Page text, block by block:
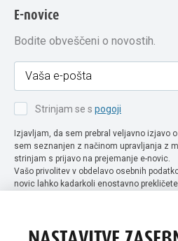
E-novice
Bodite obveščeni o novostih.
Strinjam se s pogoji
Izjavljam, da sem prebral veljavno izjavo
sem seznanjen z načinom upravljanja z
strinjam s prijavo na prejemanje e-novic.
Vašo privolitev v obdelavo osebnih
novic lahko kadarkoli enostavno